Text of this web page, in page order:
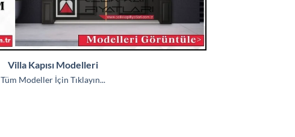
Villa Kapısı Modelleri
Tüm Modeller İçin Tıklayın...